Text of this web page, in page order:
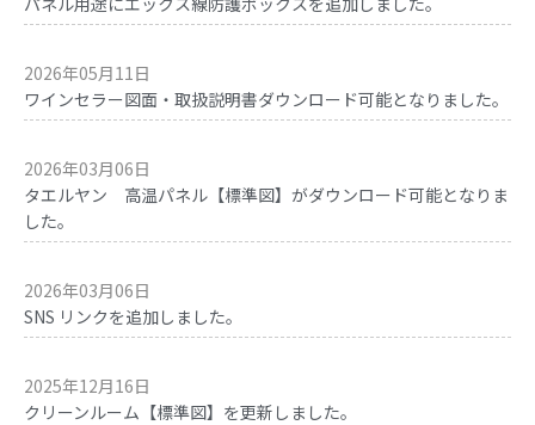
2026年05月11日
ワインセラー図面・取扱説明書ダウンロード可能となりました。
2026年03月06日
タエルヤン 高温パネル【標準図】がダウンロード可能となりま
した。
2026年03月06日
SNS リンクを追加しました。
2025年12月16日
クリーンルーム【標準図】を更新しました。